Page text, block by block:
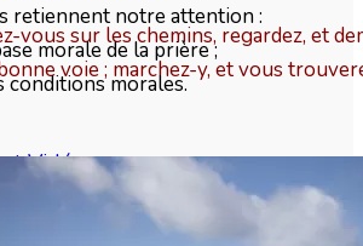
vous sur les chemins, regardez, et
voie ; marchez-y, et vous
Vidéos
retiennent notre attention :
morale de la prière ;
conditions morales.